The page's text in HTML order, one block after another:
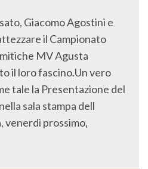
Giacomo Agostini e
il Campionato
MV Agusta
il loro fascino.Un vero
tale la Presentazione del
sala stampa dell
venerdì prossimo,